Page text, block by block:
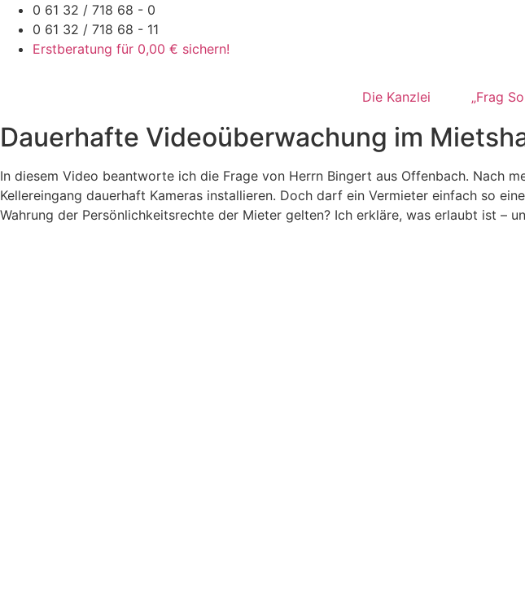
Zum
Inhalt
springen
0 61 32 / 718 68 - 0
0 61 32 / 718 68 - 11
Erstberatung für 0,00 € sichern!
Die Kanzlei „Frag
Dauerhafte Videoüberwachung im
In diesem Video beantworte ich die Frage von Herrn Bingert aus Offenbach. Nach
Kellereingang dauerhaft Kameras installieren. Doch darf ein Vermieter einfach so
Wahrung der Persönlichkeitsrechte der Mieter gelten? Ich erkläre, was erlaubt ist –